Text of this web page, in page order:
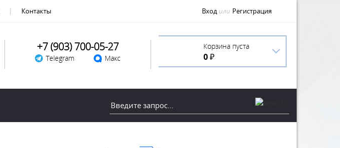
Контакты Вход или Регистрация
+7 (903) 700-05-27
Telegram Макс
Корзина пуста
0 ₽